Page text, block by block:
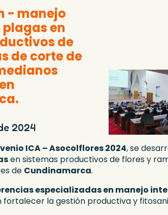
- manejo
en
de
de corte de
2024
ICA – Asocolflores 2024, se
en sistemas productivos de flores y
de Cundinamarca.
especializadas en manejo
la gestión productiva y